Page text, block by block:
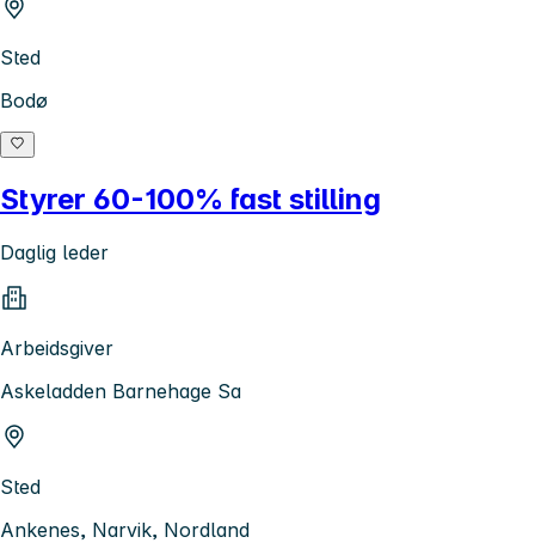
Sted
Bodø
Styrer 60-100% fast stilling
Daglig leder
Arbeidsgiver
Askeladden Barnehage Sa
Sted
Ankenes, Narvik, Nordland